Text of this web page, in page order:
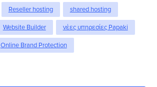
Reseller hosting shared hosting
Website Builder νέες υπηρεσίες Papaki
Οnline Brand Protection